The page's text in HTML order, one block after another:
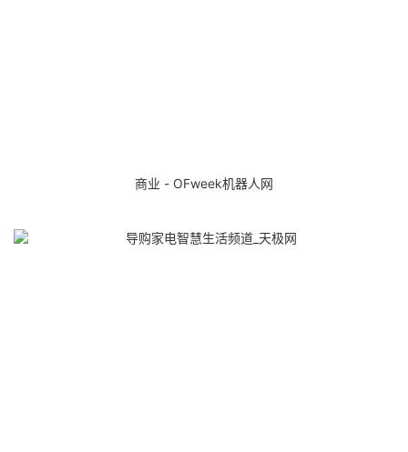
商业 - OFweek机器人网